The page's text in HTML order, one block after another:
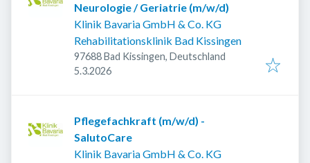
Neurologie / Geriatrie (m/w/d)
Klinik Bavaria GmbH & Co. KG
Rehabilitationsklinik Bad Kissingen
97688 Bad Kissingen, Deutschland
Veröffentlicht
5.3.2026
Pflegefachkraft (m/w/d) -
SalutoCare
Klinik Bavaria GmbH & Co. KG